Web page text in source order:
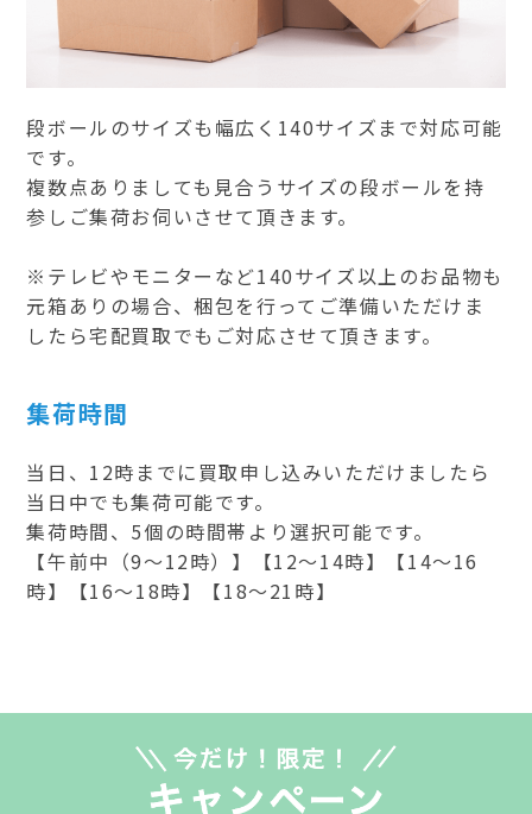
段ボールのサイズも幅広く140サイズまで対応可能
です。
複数点ありましても見合うサイズの段ボールを持
参しご集荷お伺いさせて頂きます。
※テレビやモニターなど140サイズ以上のお品物も
元箱ありの場合、梱包を行ってご準備いただけま
したら宅配買取でもご対応させて頂きます。
集荷時間
当日、12時までに買取申し込みいただけましたら
当日中でも集荷可能です。
集荷時間、5個の時間帯より選択可能です。
【午前中（9～12時）】【12～14時】【14～16
時】【16～18時】【18～21時】